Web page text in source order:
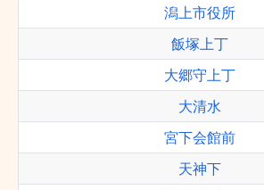
潟上市役所
飯塚上丁
大郷守上丁
大清水
宮下会館前
天神下